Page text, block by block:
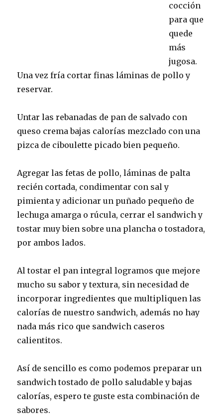
cocción
para que
quede
más
jugosa.
Una vez fría cortar finas láminas de pollo y
reservar.
Untar las rebanadas de pan de salvado con
queso crema bajas calorías mezclado con una
pizca de ciboulette picado bien pequeño.
Agregar las fetas de pollo, láminas de palta
recién cortada, condimentar con sal y
pimienta y adicionar un puñado pequeño de
lechuga amarga o rúcula, cerrar el sandwich y
tostar muy bien sobre una plancha o tostadora,
por ambos lados.
Al tostar el pan integral logramos que mejore
mucho su sabor y textura, sin necesidad de
incorporar ingredientes que multipliquen las
calorías de nuestro sandwich, además no hay
nada más rico que sandwich caseros
calientitos.
Así de sencillo es como podemos preparar un
sandwich tostado de pollo saludable y bajas
calorías, espero te guste esta combinación de
sabores.